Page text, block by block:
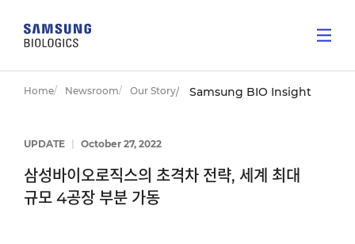
Home Newsroom Our Story Samsung BIO Insight
UPDATE October 27, 2022
삼성바이오로직스의 초격차 전략, 세계 최대
규모 4공장 부분 가동